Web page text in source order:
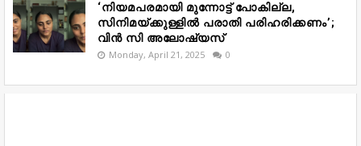
‘നിയമപരമായി മുന്നോട്ട് പോകില്ല,
സിനിമയ്ക്കുള്ളിൽ പരാതി പരിഹരിക്കണം’;
വിൻ സി അലോഷ്യസ്
Monday, April 21, 2025 0